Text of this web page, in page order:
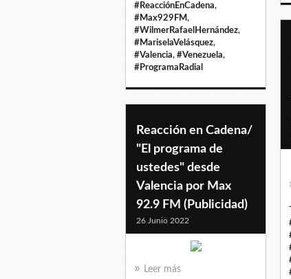
#ReacciónEnCadena,
#Max929FM,
#WilmerRafaelHernández,
#MariselaVelásquez,
#Valencia, #Venezuela,
#ProgramaRadial
Reacción en Cadena/
"El programa de
ustedes" desde
Valencia por Max
92.9 FM (Publicidad)
26 Junio 2022
Leer más